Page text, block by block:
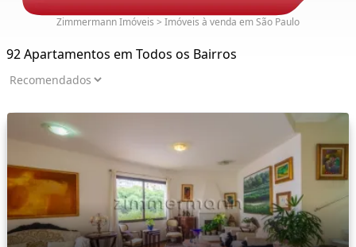
Zimmermann Imóveis > Imóveis à venda em São Paulo
92 Apartamentos em Todos os Bairros